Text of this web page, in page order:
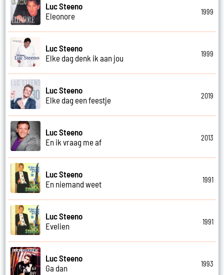
Luc Steeno
Eleonore
1999
Luc Steeno
Elke dag denk ik aan jou
1999
Luc Steeno
Elke dag een feestje
2019
Luc Steeno
En ik vraag me af
2013
Luc Steeno
En niemand weet
1991
Luc Steeno
Evelien
1991
Luc Steeno
Ga dan
1993